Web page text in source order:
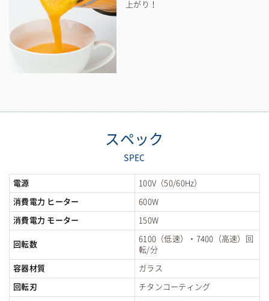
上がり！
スペック
SPEC
電源 100V（50/60Hz）
消費電力 ヒーター 600W
消費電力 モーター 150W
回転数
6100（低速）・7400（高速）回
転/分
容器材質 ガラス
回転刃 チタンコーティング